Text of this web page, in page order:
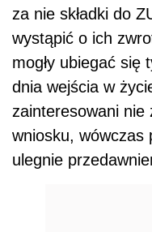
za nie składki do
wystąpić o ich
mogły ubiegać się
dnia wejścia w
zainteresowani nie
wniosku, wówczas
ulegnie